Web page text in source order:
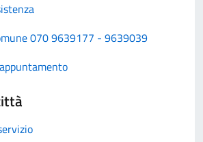
070 9639177 - 9639039